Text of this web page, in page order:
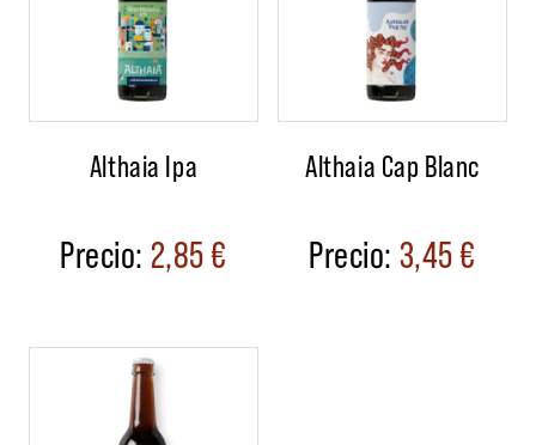
Althaia Ipa
2,85€
Althaia Cap Blanc
3,45€